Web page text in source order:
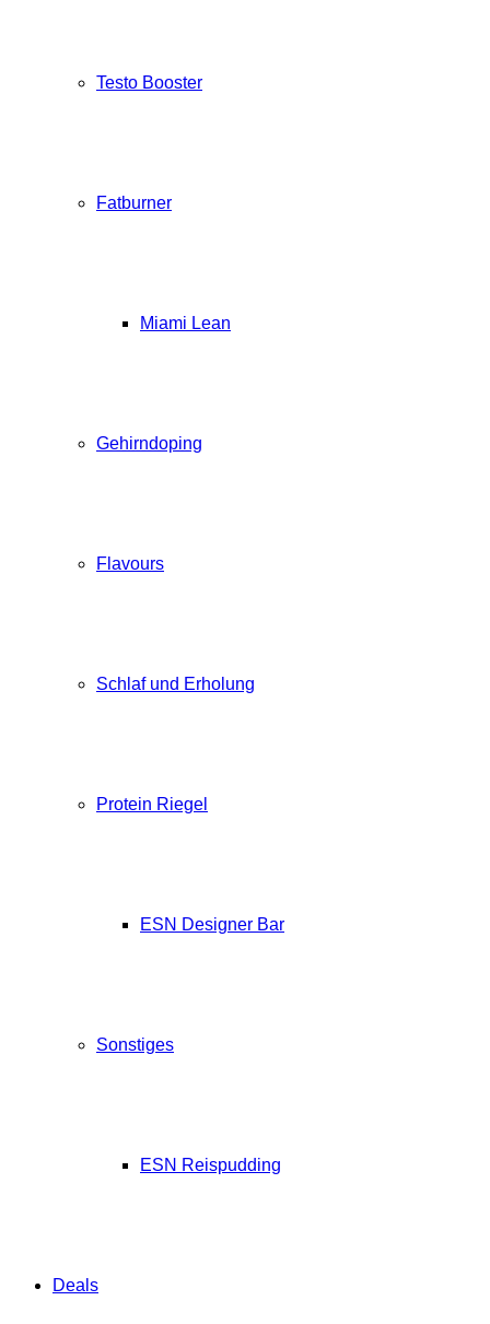
Testo Booster
Fatburner
Miami Lean
Gehirndoping
Flavours
Schlaf und Erholung
Protein Riegel
ESN Designer Bar
Sonstiges
ESN Reispudding
Deals